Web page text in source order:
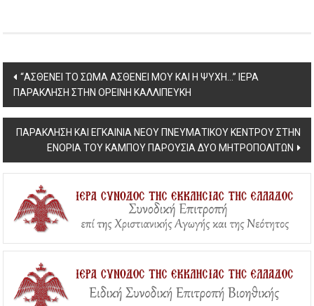
Post
navigation
“ΑΣΘΕΝΕΙ ΤΟ ΣΩΜΑ ΑΣΘΕΝΕΙ ΜΟΥ ΚΑΙ Η ΨΥΧΗ…” ΙΕΡΑ
ΠΑΡΑΚΛΗΣΗ ΣΤΗΝ ΟΡΕΙΝΗ ΚΑΛΛΙΠΕΥΚΗ
ΠΑΡΑΚΛΗΣΗ ΚΑΙ ΕΓΚΑΙΝΙΑ ΝΕΟΥ ΠΝΕΥΜΑΤΙΚΟΥ ΚΕΝΤΡΟΥ ΣΤΗΝ
ΕΝΟΡΙΑ ΤΟΥ ΚΑΜΠΟΥ ΠΑΡΟΥΣΙΑ ΔΥΟ ΜΗΤΡΟΠΟΛΙΤΩΝ